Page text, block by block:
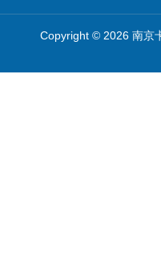
Copyright © 2026 南京